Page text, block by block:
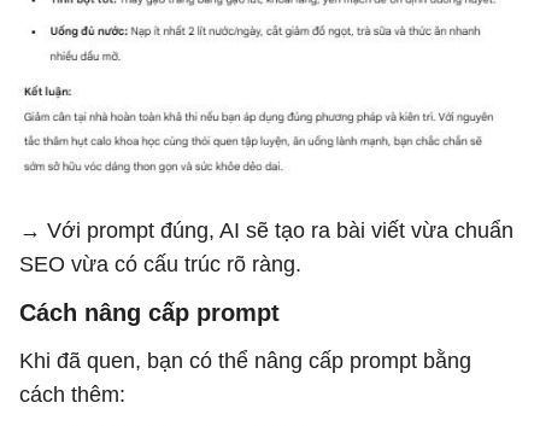
→ Với prompt đúng, AI sẽ tạo ra bài viết vừa chuẩn
SEO vừa có cấu trúc rõ ràng.
Cách nâng cấp prompt
Khi đã quen, bạn có thể nâng cấp prompt bằng
cách thêm: